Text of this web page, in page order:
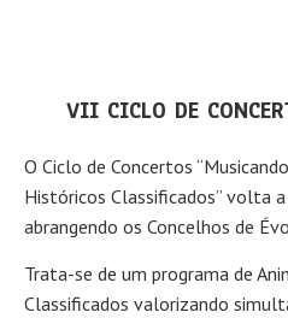
VII CICLO DE
O Ciclo de Concertos
Históricos Classificados” volta
abrangendo os Concelhos de
Trata-se de um programa de
Classificados valorizando